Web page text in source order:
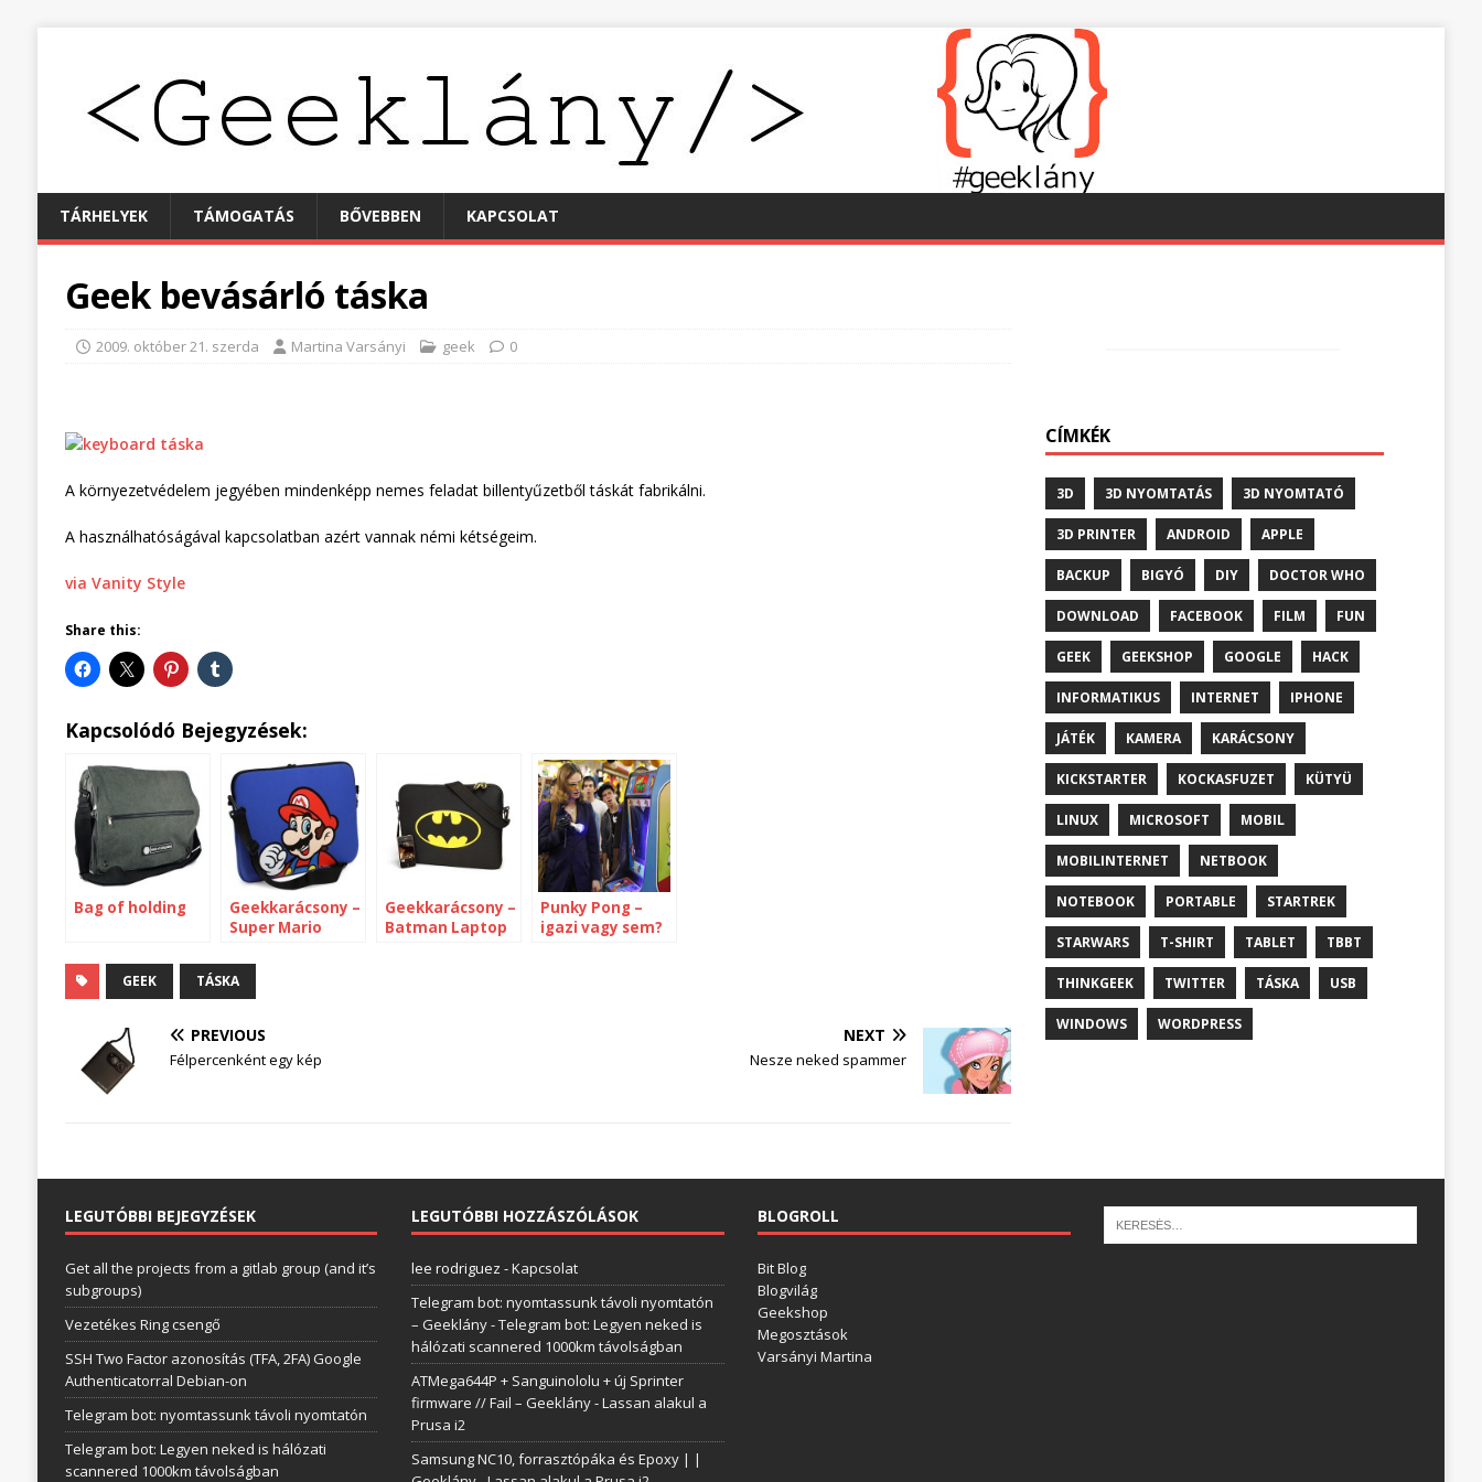
TÁRHELYEK TÁMOGATÁS BŐVEBBEN KAPCSOLAT
Geek bevásárló táska
2009. október 21. szerda Martina Varsányi geek 0
A környezetvédelem jegyében mindenképp nemes feladat billentyűzetből táskát fabrikálni.
A használhatóságával kapcsolatban azért vannak némi kétségeim.
via Vanity Style
Share this:
Kapcsolódó Bejegyzések:
Bag of holding
Geekkarácsony –
Super Mario
Geekkarácsony –
Batman Laptop
Punky Pong –
igazi vagy sem?
GEEK TÁSKA
PREVIOUS
Félpercenként egy kép
NEXT
Nesze neked spammer
CÍMKÉK
3D 3D NYOMTATÁS 3D NYOMTATÓ
3D PRINTER ANDROID APPLE
BACKUP BIGYÓ DIY DOCTOR WHO
DOWNLOAD FACEBOOK FILM FUN
GEEK GEEKSHOP GOOGLE HACK
INFORMATIKUS INTERNET IPHONE
JÁTÉK KAMERA KARÁCSONY
KICKSTARTER KOCKASFUZET KÜTYÜ
LINUX MICROSOFT MOBIL
MOBILINTERNET NETBOOK
NOTEBOOK PORTABLE STARTREK
STARWARS T-SHIRT TABLET TBBT
THINKGEEK TWITTER TÁSKA USB
WINDOWS WORDPRESS
LEGUTÓBBI BEJEGYZÉSEK
Get all the projects from a gitlab group (and it’s
subgroups)
Vezetékes Ring csengő
SSH Two Factor azonosítás (TFA, 2FA) Google
Authenticatorral Debian-on
Telegram bot: nyomtassunk távoli nyomtatón
Telegram bot: Legyen neked is hálózati
scannered 1000km távolságban
LEGUTÓBBI HOZZÁSZÓLÁSOK
lee rodriguez -Kapcsolat
Telegram bot: nyomtassunk távoli nyomtatón
– Geeklány-Telegram bot: Legyen neked is
hálózati scannered 1000km távolságban
ATMega644P + Sanguinololu + új Sprinter
firmware // Fail – Geeklány-Lassan alakul a
Prusa i2
Samsung NC10, forrasztópáka és Epoxy | |
BLOGROLL
Bit Blog
Blogvilág
Geekshop
Megosztások
Varsányi Martina